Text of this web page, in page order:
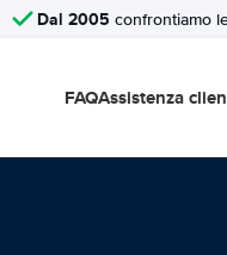
Dal 2005 confrontiamo
FAQAssistenza